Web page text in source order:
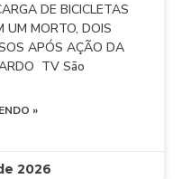
DE BICICLETAS
UM MORTO, DOIS
APÓS AÇÃO DA
TV São
»
2026